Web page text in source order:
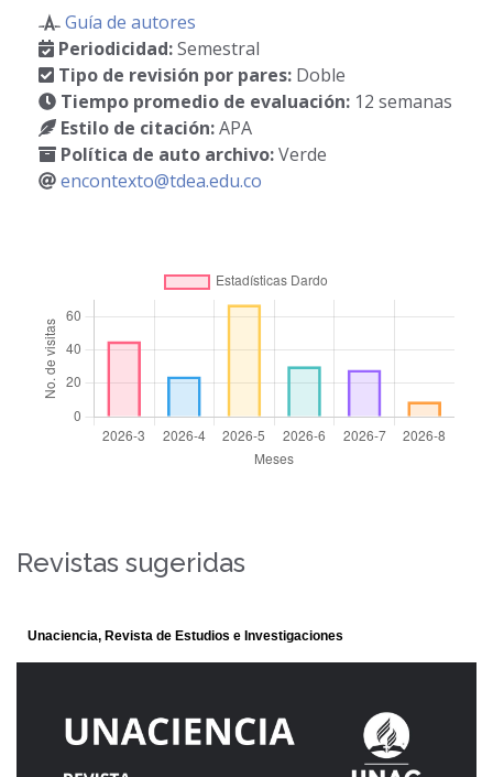
Guía de autores
Periodicidad:Semestral
Tipo de revisión por pares: Doble
Tiempo promedio de evaluación: 12 semanas
Estilo de citación:APA
Política de auto archivo:Verde
encontexto@tdea.edu.co
Revistas sugeridas
Palabra Clave